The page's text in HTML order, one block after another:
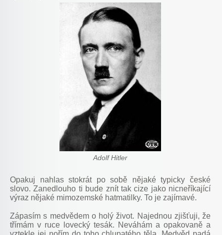
Adolf Hitler
Opakuj nahlas stokrát po sobě nějaké typicky české
slovo. Zanedlouho ti bude znít tak cize jako nicneříkající
výraz nějaké mimozemské hatmatilky. To je zajímavé.
Zápasím s medvědem o holý život. Najednou zjišťuji, že
třímám v ruce lovecký tesák. Neváhám a opakovaně a